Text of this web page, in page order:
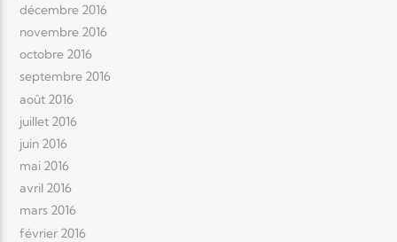
décembre 2016
novembre 2016
octobre 2016
septembre 2016
août 2016
juillet 2016
juin 2016
mai 2016
avril 2016
mars 2016
février 2016